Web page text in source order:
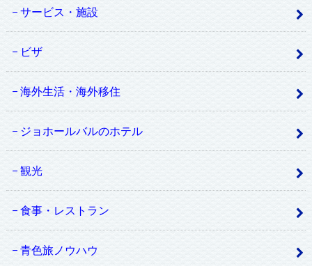
サービス・施設
ビザ
海外生活・海外移住
ジョホールバルのホテル
観光
食事・レストラン
青色旅ノウハウ